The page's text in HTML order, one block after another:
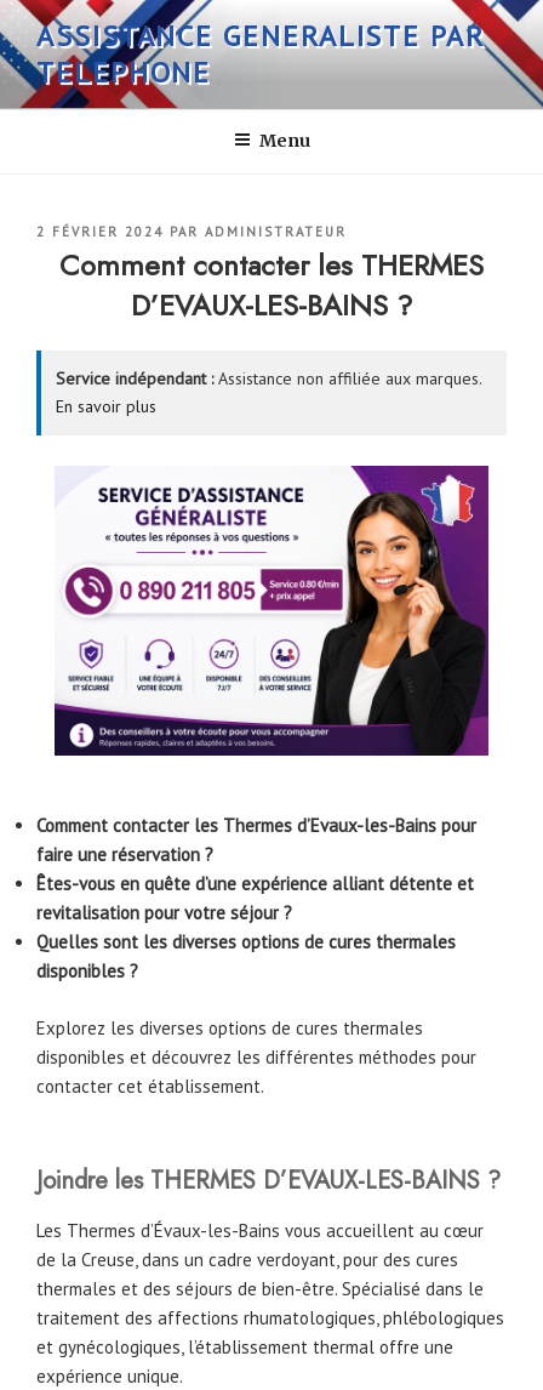
Aller
au
contenu
principal
ASSISTANCE GENERALISTE PAR
TELEPHONE
Menu
PUBLIÉ
2 FÉVRIER 2024 PAR ADMINISTRATEUR
Comment contacter les THERMES
D’EVAUX-LES-BAINS ?
Service indépendant :Assistance non affiliée aux marques.
En savoir plus
Comment contacter les Thermes d’Evaux-les-Bains pour
faire une réservation ?
Êtes-vous en quête d’une expérience alliant détente et
revitalisation pour votre séjour ?
Quelles sont les diverses options de cures thermales
disponibles ?
Explorez les diverses options de cures thermales
disponibles et découvrez les différentes méthodes pour
contacter cet établissement.
Joindre les THERMES D’EVAUX-LES-BAINS ?
Les Thermes d’Évaux-les-Bains vous accueillent au cœur
de la Creuse, dans un cadre verdoyant, pour des cures
thermales et des séjours de bien-être. Spécialisé dans le
traitement des affections rhumatologiques, phlébologiques
et gynécologiques, l’établissement thermal offre une
expérience unique.